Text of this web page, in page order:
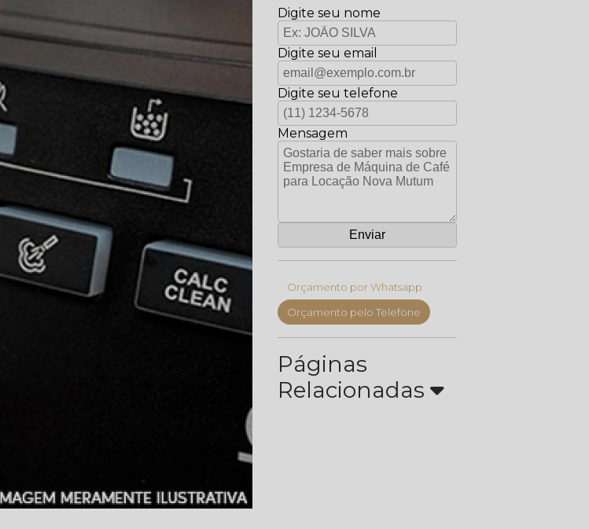
Digite seu nome
Digite seu email
Digite seu telefone
Mensagem
Orçamento por Whatsapp
Orçamento pelo Telefone
Páginas
Relacionadas